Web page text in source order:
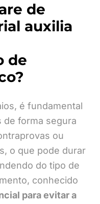
de
auxilia
de
é fundamental
de forma segura
ou
o que pode durar
do tipo de
conhecido
para evitar a